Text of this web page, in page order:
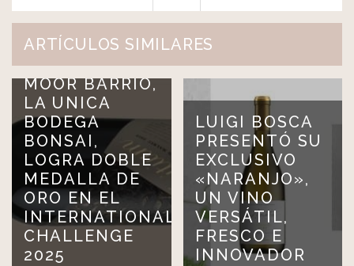
ARTÍCULOS SIMILARES
MOOR BARRIO,
LA UNICA
BODEGA
BONSAI,
LOGRA DOBLE
MEDALLA DE
ORO EN EL
INTERNATIONAL
CHALLENGE
2025
LUIGI BOSCA
PRESENTÓ SU
EXCLUSIVO
«NARANJO»,
UN VINO
VERSÁTIL,
FRESCO E
INNOVADOR